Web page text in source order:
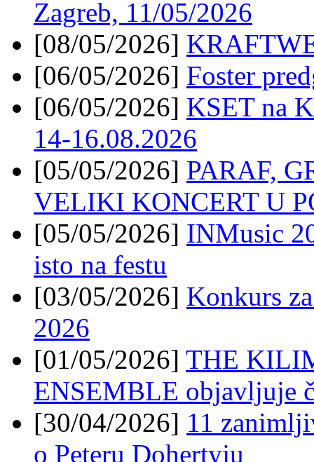
Zagreb, 11/05/2026
[08/05/2026]
[06/05/2026] Foster
[06/05/2026] KSET na
14-16.08.2026
[05/05/2026] PARAF,
VELIKI KONCERT U
[05/05/2026] INMusic
isto na festu
[03/05/2026] Konkurs
2026
[01/05/2026] THE
ENSEMBLE objavljuje
[30/04/2026] 11
o Peteru Dohertyju